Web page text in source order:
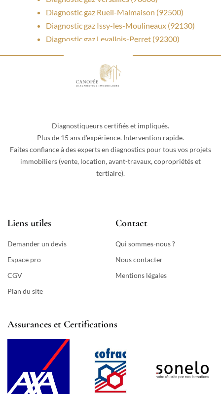
Diagnostic gaz Rueil-Malmaison (92500)
Diagnostic gaz Issy-les-Moulineaux (92130)
Diagnostic gaz Levallois-Perret (92300)
Diagnostiqueurs certifiés et impliqués.
Plus de 15 ans d’expérience. Intervention rapide.
Faites confiance à des experts en diagnostics pour tous vos projets
immobiliers (vente, location, avant-travaux, copropriétés et
tertiaire).
Liens utiles
Demander un devis
Espace pro
CGV
Plan du site
Contact
Qui sommes-nous ?
Nous contacter
Mentions légales
Assurances et Certifications